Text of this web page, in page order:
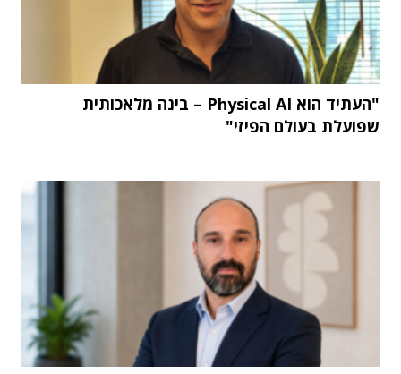
"העתיד הוא Physical AI – בינה מלאכותית
שפועלת בעולם הפיזי"